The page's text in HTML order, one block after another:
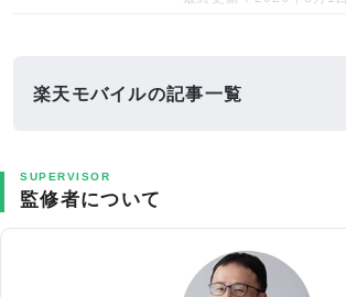
楽天モバイルの記事一覧
SUPERVISOR
監修者について